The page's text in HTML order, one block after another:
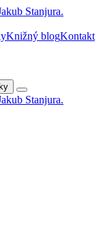
Knižný blogKontakt